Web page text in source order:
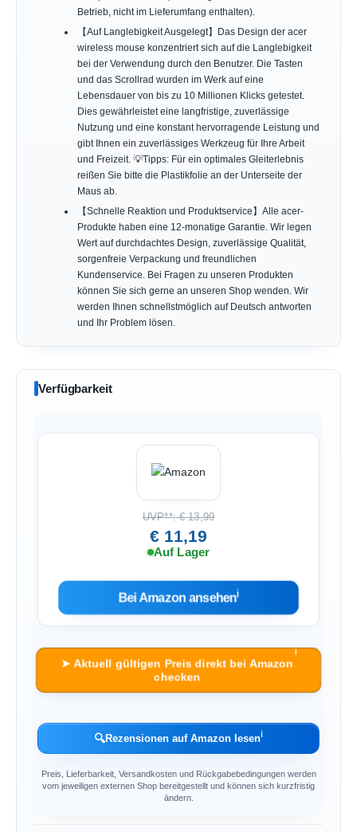
Betrieb, nicht im Lieferumfang enthalten).
【Auf Langlebigkeit Ausgelegt】Das Design der acer
wireless mouse konzentriert sich auf die Langlebigkeit
bei der Verwendung durch den Benutzer. Die Tasten
und das Scrollrad wurden im Werk auf eine
Lebensdauer von bis zu 10 Millionen Klicks getestet.
Dies gewährleistet eine langfristige, zuverlässige
Nutzung und eine konstant hervorragende Leistung und
gibt Ihnen ein zuverlässiges Werkzeug für Ihre Arbeit
und Freizeit. 💡Tipps: Für ein optimales Gleiterlebnis
reißen Sie bitte die Plastikfolie an der Unterseite der
Maus ab.
【Schnelle Reaktion und Produktservice】Alle acer-
Produkte haben eine 12-monatige Garantie. Wir legen
Wert auf durchdachtes Design, zuverlässige Qualität,
sorgenfreie Verpackung und freundlichen
Kundenservice. Bei Fragen zu unseren Produkten
können Sie sich gerne an unseren Shop wenden. Wir
werden Ihnen schnellstmöglich auf Deutsch antworten
und Ihr Problem lösen.
Verfügbarkeit
UVP**: € 13,99
€ 11,19
Auf Lager
Bei Amazon ansehenℹ︎
➤ Aktuell gültigen Preis direkt bei Amazon
checken
ℹ︎
🔍Rezensionen auf Amazon lesenℹ︎
Preis, Lieferbarkeit, Versandkosten und Rückgabebedingungen werden
vom jeweiligen externen Shop bereitgestellt und können sich kurzfristig
ändern.